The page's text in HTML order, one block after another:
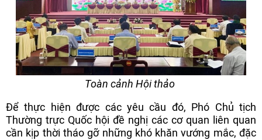
Toàn cảnh Hội thảo
Để thực hiện được các yêu cầu đó, Phó Chủ tịch
Thường trực Quốc hội đề nghị các cơ quan liên quan
cần kịp thời tháo gỡ những khó khăn vướng mắc, đặc